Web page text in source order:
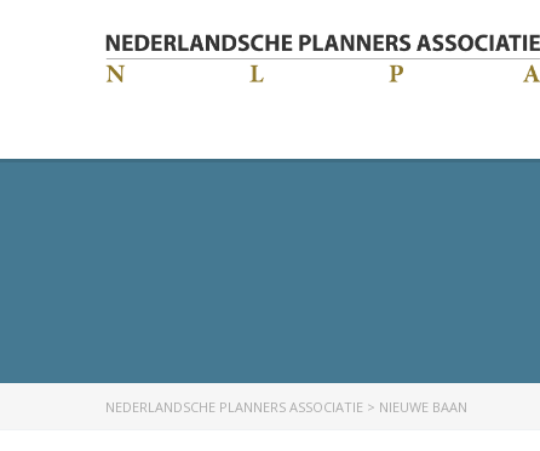
NEDERLANDSCHE PLANNERS ASSOCIATIE > NIEUWE BAAN